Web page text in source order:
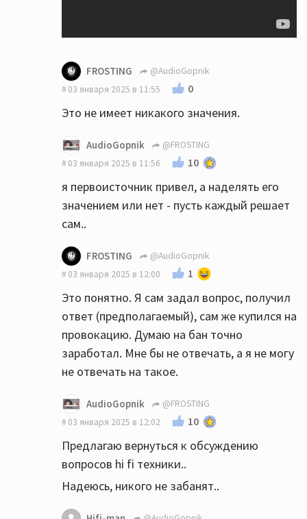
FROSTING
@AudioGopnik
03 января 2025 в 11:55
0
Это не имеет никакого значения.
AudioGopnik
@FROSTING
03 января 2025 в 11:56
10
я первоисточник привел, а наделять его
значением или нет - пусть каждый решает
сам..
FROSTING
@AudioGopnik
03 января 2025 в 12:00
1
Это понятно. Я сам задал вопрос, получил
ответ (предполагаемый), сам же купился на
провокацию. Думаю на бан точно
заработал. Мне бы не отвечать, а я не могу
не отвечать на такое.
AudioGopnik
@FROSTING
03 января 2025 в 12:02
10
Предлагаю вернуться к обсуждению
вопросов hi fi техники..
Надеюсь, никого не забанят..